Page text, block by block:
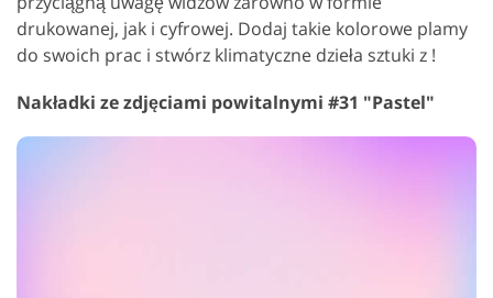
drukowanej, jak i cyfrowej. Dodaj takie kolorowe plamy
do swoich prac i stwórz klimatyczne dzieła sztuki z !
Nakładki ze zdjęciami powitalnymi #31 "Pastel"